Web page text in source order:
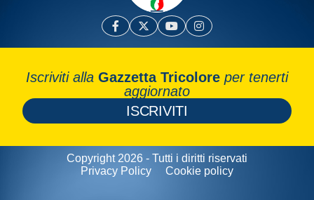
Iscriviti alla Gazzetta Tricolore per tenerti
aggiornato
ISCRIVITI
Copyright 2026 - Tutti i diritti riservati
Privacy Policy
Cookie policy